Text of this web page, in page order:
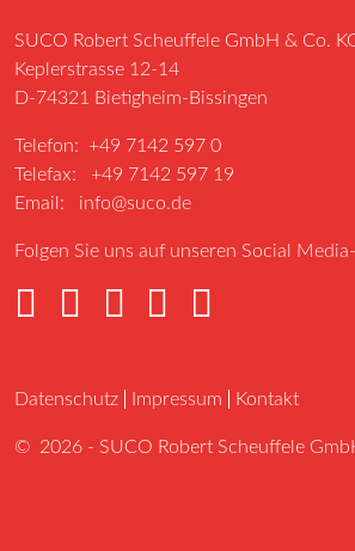
SUCO Robert Scheuffele GmbH & Co.
Keplerstrasse 12-14
D-74321 Bietigheim-Bissingen
Telefon: +49 7142 597 0
Telefax: +49 7142 597 19
Email: info@suco.de
Folgen Sie uns auf unseren Social
Datenschutz Impressum Kontakt
© 2026 - SUCO Robert Scheuffele